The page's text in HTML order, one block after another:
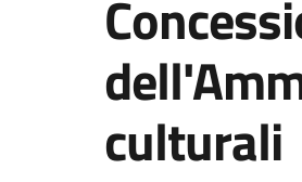
culturali